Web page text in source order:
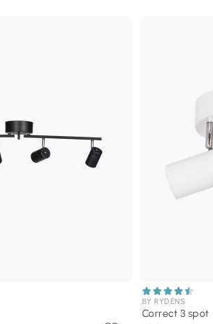
BY RYDÉNS
Correct 3 spot